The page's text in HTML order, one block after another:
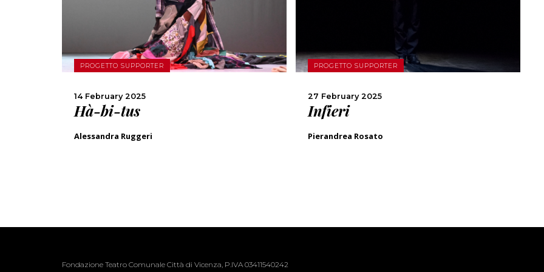
PROGETTO SUPPORTER
14 February 2025
Hà-bi-tus
Alessandra Ruggeri
SHARE
PROGETTO SUPPORTER
27 February 2025
Infieri
Pierandrea Rosato
SHARE
Fondazione Teatro Comunale Città di Vicenza, P.IVA 03411540242